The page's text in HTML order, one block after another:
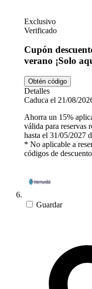
Exclusivo
Verificado
Cupón
verano ¡Solo
Obtén código
Detalles
Caduca el 21/08/
Ahorra un 15%
válida para reservas
hasta el 31/05/2027
* No aplicable a
códigos de
Guardar